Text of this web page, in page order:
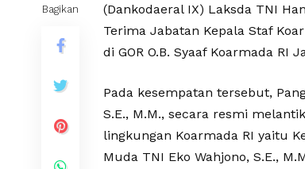
Bagikan
(Dankodaeral IX) Laksda TNI
Terima Jabatan Kepala Staf
di GOR O.B. Syaaf Koarmada RI
Pada kesempatan tersebut,
S.E., M.M., secara resmi
lingkungan Koarmada RI yaitu
Muda TNI Eko Wahjono, S.E.,